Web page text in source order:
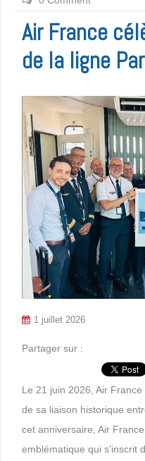
Air France
de la ligne
1 juillet 2026
Partager sur :
Le 21 juin 2026, Air
de sa liaison historique
cet anniversaire, Air
emblématique qui s’inscrit